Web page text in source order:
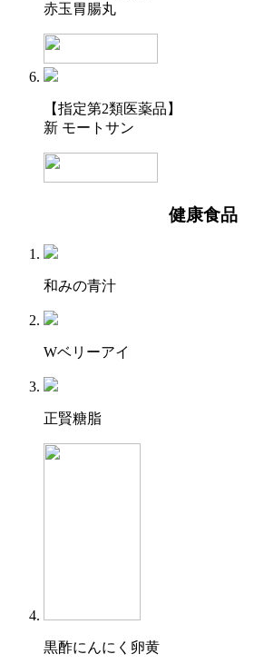
赤玉胃腸丸
【指定第2類医薬品】
新 モートサン
健康食品
和みの青汁
Wベリーアイ
正賢糖脂
黒酢にんにく卵黄